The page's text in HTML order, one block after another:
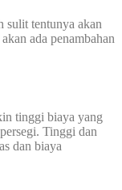
sulit tentunya akan
ada penambahan
tinggi biaya yang
Tinggi dan
dan biaya